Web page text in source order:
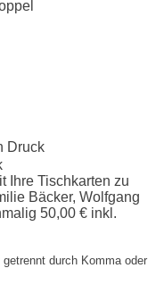
Druck
Ihre Tischkarten zu
Bäcker, Wolfgang
50,00 € inkl.
durch Komma oder